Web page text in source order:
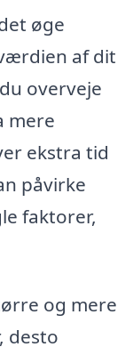
øge
af dit
overveje
mere
ekstra tid
påvirke
faktorer,
og mere
desto